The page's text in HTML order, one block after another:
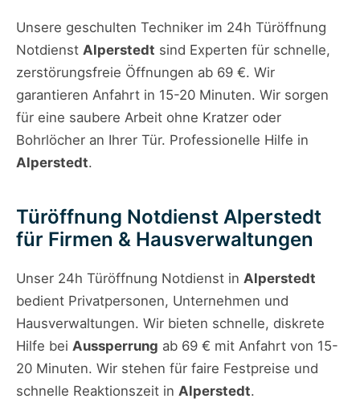
Unsere geschulten Techniker im 24h Türöffnung
Notdienst Alperstedt sind Experten für schnelle,
zerstörungsfreie Öffnungen ab 69 €. Wir
garantieren Anfahrt in 15-20 Minuten. Wir sorgen
für eine saubere Arbeit ohne Kratzer oder
Bohrlöcher an Ihrer Tür. Professionelle Hilfe in
Alperstedt.
Türöffnung Notdienst Alperstedt
für Firmen & Hausverwaltungen
Unser 24h Türöffnung Notdienst in Alperstedt
bedient Privatpersonen, Unternehmen und
Hausverwaltungen. Wir bieten schnelle, diskrete
Hilfe bei Aussperrung ab 69 € mit Anfahrt von 15-
20 Minuten. Wir stehen für faire Festpreise und
schnelle Reaktionszeit in Alperstedt.